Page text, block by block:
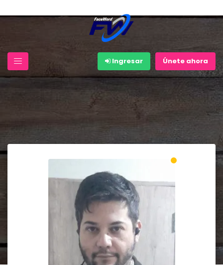
Ingresar Únete ahora